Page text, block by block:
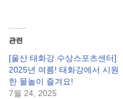
관련
[울산 태화강 수상스포츠센터]
2025년 여름! 태화강에서 시원
한 물놀이 즐겨요!
7월 24, 2025